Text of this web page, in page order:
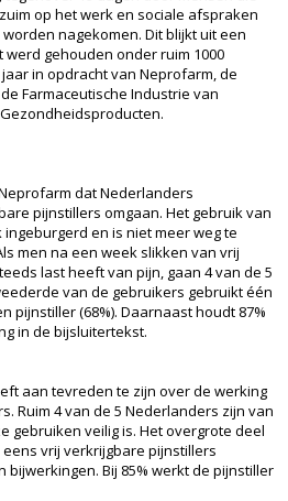
op het werk en sociale afspraken
nagekomen. Dit blijkt uit een
werd gehouden onder ruim 1000
in opdracht van Neprofarm, de
Farmaceutische Industrie van
dat Nederlanders
pijnstillers omgaan. Het gebruik van
en is niet meer weg te
men na een week slikken van vrij
last heeft van pijn, gaan 4 van de 5
van de gebruikers gebruikt één
pijnstiller (68%). Daarnaast houdt 87%
in de bijsluitertekst.
aan tevreden te zijn over de werking
Ruim 4 van de 5 Nederlanders zijn van
gebruiken veilig is. Het overgrote deel
vrij verkrijgbare pijnstillers
bijwerkingen. Bij 85% werkt de pijnstiller